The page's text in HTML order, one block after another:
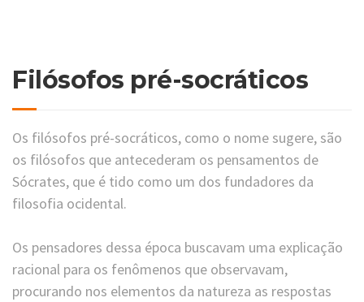
Filósofos pré-socráticos
Os filósofos pré-socráticos, como o nome sugere, são
os filósofos que antecederam os pensamentos de
Sócrates, que é tido como um dos fundadores da
filosofia ocidental.
Os pensadores dessa época buscavam uma explicação
racional para os fenômenos que observavam,
procurando nos elementos da natureza as respostas